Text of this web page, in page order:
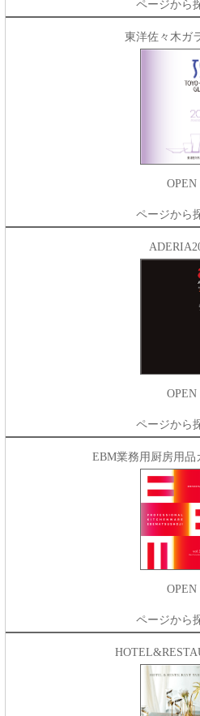
ページから
東洋佐々木ガ
OPEN
ページから
OPEN
ページから
EBM業務用厨房用品
OPEN
ページから